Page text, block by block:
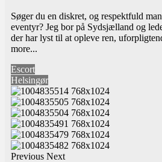
Søger du en diskret, og respektfuld
eventyr? Jeg bor på Sydsjælland og
der har lyst til at opleve ren,
more...
Escort
Helsingør
Previous Next